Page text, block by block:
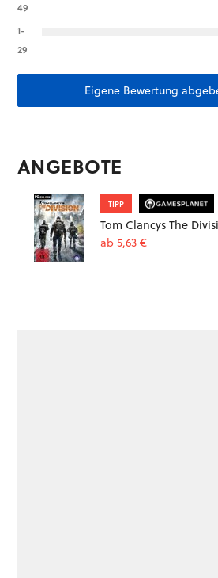
49
1-
29
Eigene Bewertung
ANGEBOTE
TIPP
Tom Clancys The
ab 5,63 €